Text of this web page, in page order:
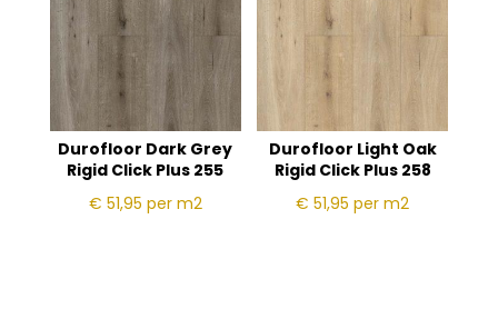
Durofloor Dark Grey
Rigid Click Plus 255
€ 51,95 per m2
Durofloor Light Oak
Rigid Click Plus 258
€ 51,95per m2